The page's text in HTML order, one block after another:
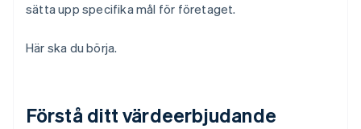
sätta upp specifika mål för företaget.
Här ska du börja.
Förstå ditt värdeerbjudande